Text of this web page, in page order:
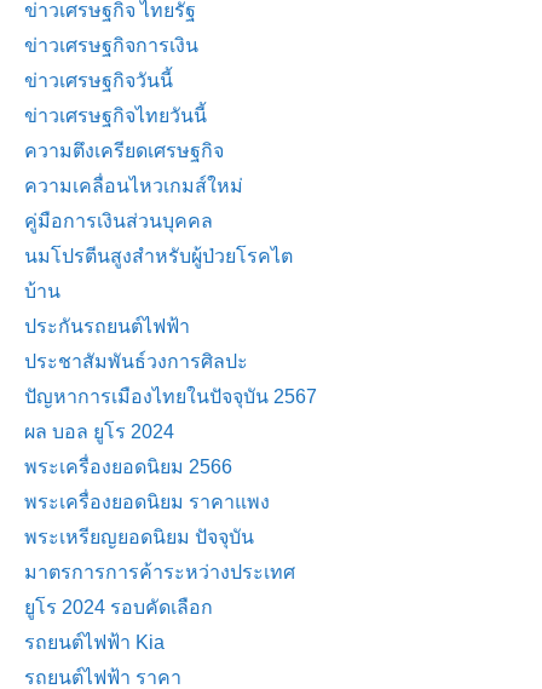
ข่าวเศรษฐกิจ ไทยรัฐ
ข่าวเศรษฐกิจการเงิน
ข่าวเศรษฐกิจวันนี้
ข่าวเศรษฐกิจไทยวันนี้
ความตึงเครียดเศรษฐกิจ
ความเคลื่อนไหวเกมส์ใหม่
คู่มือการเงินส่วนบุคคล
นมโปรตีนสูงสำหรับผู้ป่วยโรคไต
บ้าน
ประกันรถยนต์ไฟฟ้า
ประชาสัมพันธ์วงการศิลปะ
ปัญหาการเมืองไทยในปัจจุบัน 2567
ผล บอล ยูโร 2024
พระเครื่องยอดนิยม 2566
พระเครื่องยอดนิยม ราคาแพง
พระเหรียญยอดนิยม ปัจจุบัน
มาตรการการค้าระหว่างประเทศ
ยูโร 2024 รอบคัดเลือก
รถยนต์ไฟฟ้า Kia
รถยนต์ไฟฟ้า ราคา